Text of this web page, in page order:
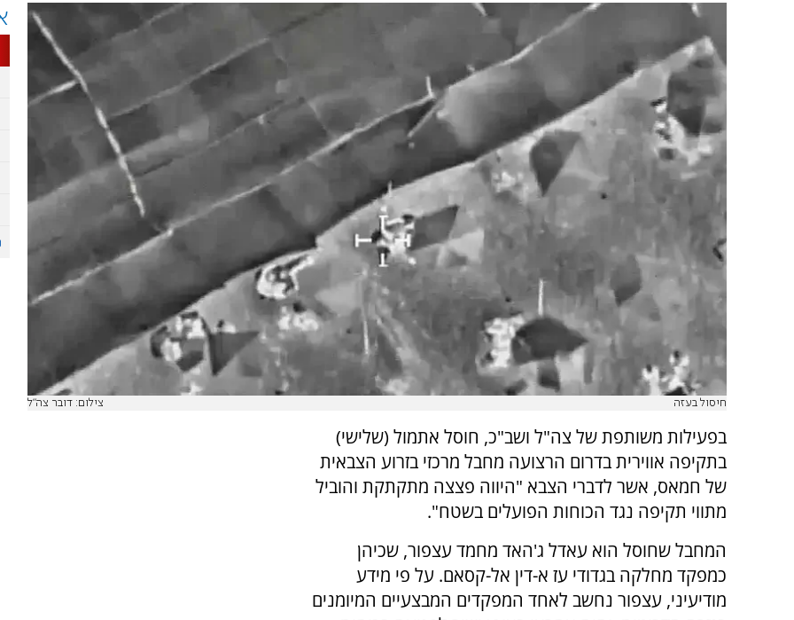
חיסול בעזה צילום: דובר צה"ל
בפעילות משותפת של צה"ל ושב"כ, חוסל אתמול (שלישי)
בתקיפה אווירית בדרום הרצועה מחבל מרכזי בזרוע הצבאית
של חמאס, אשר לדברי הצבא "היווה פצצה מתקתקת והוביל
מתווי תקיפה נגד הכוחות הפועלים בשטח".
המחבל שחוסל הוא עאדל ג'האד מחמד עצפור, שכיהן
כמפקד מחלקה בגדודי עז א-דין אל-קסאם. על פי מידע
מודיעיני, עצפור נחשב לאחד המפקדים המבצעיים המיומנים